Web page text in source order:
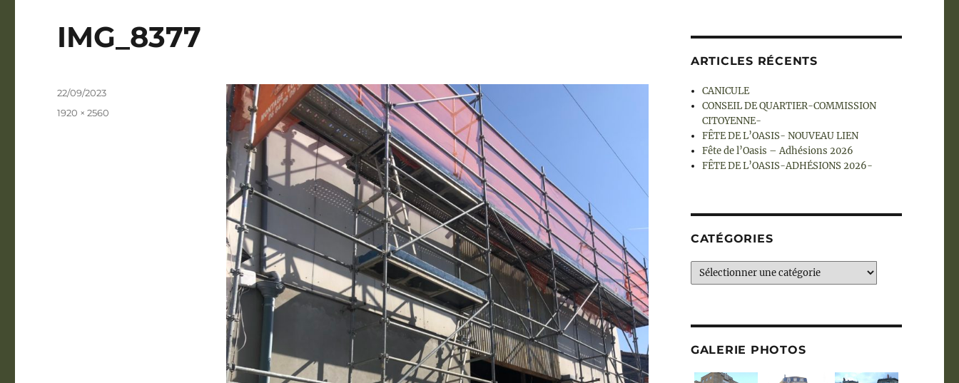
IMG_8377
Publié
22/09/2023
Taille
1920 × 2560
ARTICLES RÉCENTS
CANICULE
CONSEIL DE QUARTIER-COMMISSION
CITOYENNE-
FÊTE DE L’OASIS- NOUVEAU LIEN
Fête de l’Oasis – Adhésions 2026
FÊTE DE L’OASIS-ADHÉSIONS 2026-
CATÉGORIES
Catégories
GALERIE PHOTOS